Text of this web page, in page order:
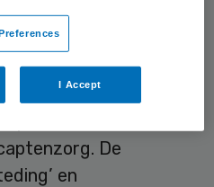
reageert De
De
en
I Accept